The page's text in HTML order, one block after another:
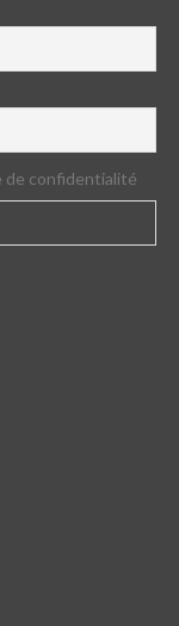
de confidentialité